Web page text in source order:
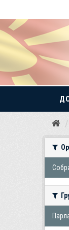
Прескокнете